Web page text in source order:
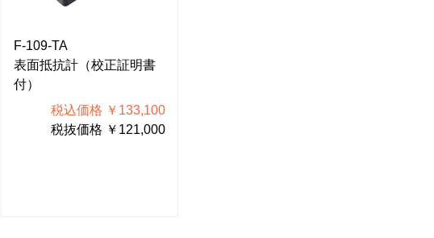
F-109-TA
表面抵抗計（校正証明書
付）
税込価格 ￥133,100
税抜価格 ￥121,000